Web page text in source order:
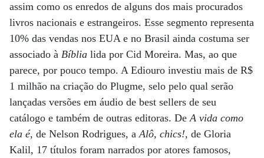
assim como os enredos de alguns dos mais procurados
livros nacionais e estrangeiros. Esse segmento representa
10% das vendas nos EUA e no Brasil ainda costuma ser
associado à Bíblia lida por Cid Moreira. Mas, ao que
parece, por pouco tempo. A Ediouro investiu mais de R$
1 milhão na criação do Plugme, selo pelo qual serão
lançadas versões em áudio de best sellers de seu
catálogo e também de outras editoras. DeA vida como
ela é, de Nelson Rodrigues, aAlô, chics!, de Gloria
Kalil, 17 títulos foram narrados por atores famosos,